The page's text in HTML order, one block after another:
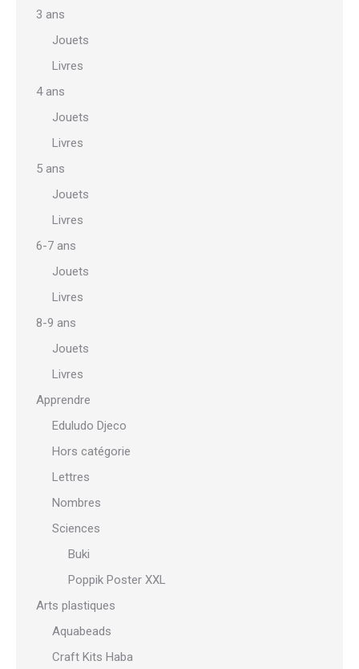
3 ans
Jouets
Livres
4 ans
Jouets
Livres
5 ans
Jouets
Livres
6-7 ans
Jouets
Livres
8-9 ans
Jouets
Livres
Apprendre
Eduludo Djeco
Hors catégorie
Lettres
Nombres
Sciences
Buki
Poppik Poster XXL
Arts plastiques
Aquabeads
Craft Kits Haba